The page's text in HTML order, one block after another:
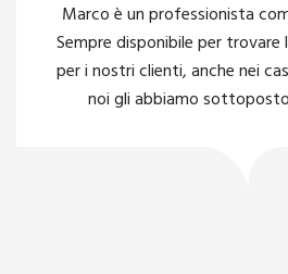
Marco è un professionista
Sempre disponibile per trovare
per i nostri clienti, anche nei
noi gli abbiamo